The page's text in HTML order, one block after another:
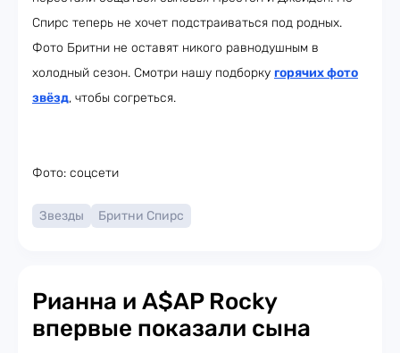
Спирс теперь не хочет подстраиваться под родных.
Фото Бритни не оставят никого равнодушным в
холодный сезон. Смотри нашу подборку горячих фото
звёзд, чтобы согреться.
Фото: соцсети
Звезды Бритни Спирс
Рианна и A$AP Rocky
впервые показали сына